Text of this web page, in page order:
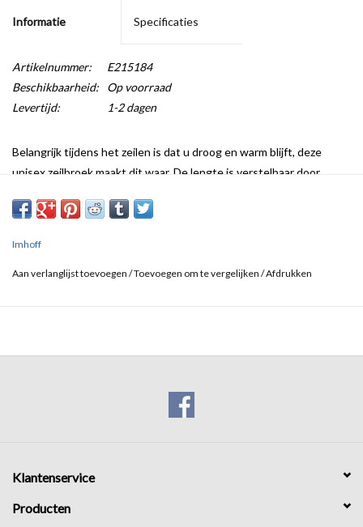
Informatie Specificaties
Artikelnummer:
E215184
Beschikbaarheid:
Op voorraad
Levertijd:
1-2 dagen
Belangrijk tijdens het zeilen is dat u droog en warm blijft, deze
unisex zeilbroek maakt dit waar. De lengte is verstelbaar door
versterkingsstukken zorgen dat de broek bestand is tegen slijtage
Imhoff
Aan verlanglijst toevoegen /Toevoegen om te vergelijken /Afdrukken
Klantenservice
Producten